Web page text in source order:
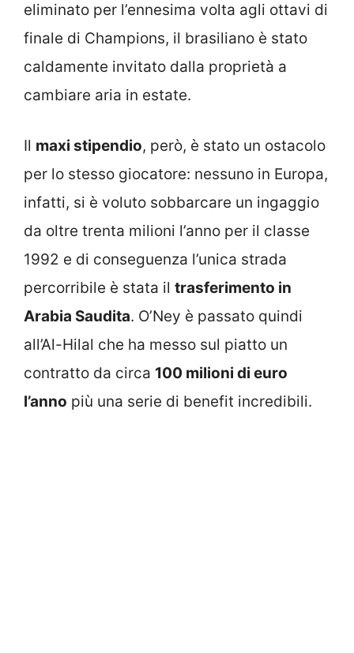
eliminato per l’ennesima volta agli ottavi di
finale di Champions, il brasiliano è stato
caldamente invitato dalla proprietà a
cambiare aria in estate.
Il maxi stipendio, però, è stato un ostacolo
per lo stesso giocatore: nessuno in Europa,
infatti, si è voluto sobbarcare un ingaggio
da oltre trenta milioni l’anno per il classe
1992 e di conseguenza l’unica strada
percorribile è stata il trasferimento in
Arabia Saudita. O’Ney è passato quindi
all’Al-Hilal che ha messo sul piatto un
contratto da circa 100 milioni di euro
l’anno più una serie di benefit incredibili.